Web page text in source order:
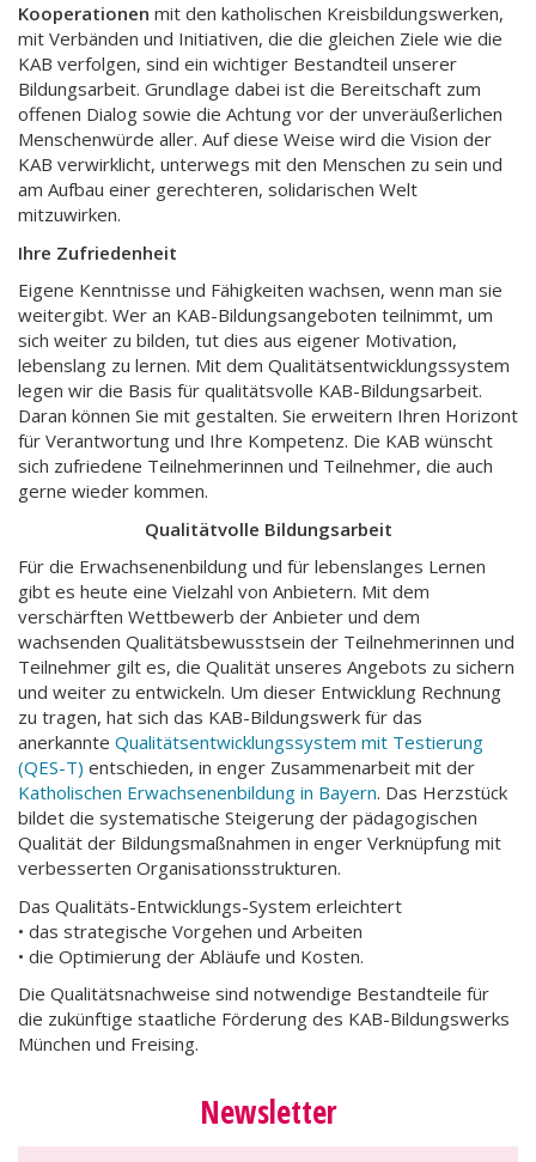
Kooperationen mit den katholischen Kreisbildungswerken,
mit Verbänden und Initiativen, die die gleichen Ziele wie die
KAB verfolgen, sind ein wichtiger Bestandteil unserer
Bildungsarbeit. Grundlage dabei ist die Bereitschaft zum
offenen Dialog sowie die Achtung vor der unveräußerlichen
Menschenwürde aller. Auf diese Weise wird die Vision der
KAB verwirklicht, unterwegs mit den Menschen zu sein und
am Aufbau einer gerechteren, solidarischen Welt
mitzuwirken.
Ihre Zufriedenheit
Eigene Kenntnisse und Fähigkeiten wachsen, wenn man sie
weitergibt. Wer an KAB-Bildungsangeboten teilnimmt, um
sich weiter zu bilden, tut dies aus eigener Motivation,
lebenslang zu lernen. Mit dem Qualitätsentwicklungssystem
legen wir die Basis für qualitätsvolle KAB-Bildungsarbeit.
Daran können Sie mit gestalten. Sie erweitern Ihren Horizont
für Verantwortung und Ihre Kompetenz. Die KAB wünscht
sich zufriedene Teilnehmerinnen und Teilnehmer, die auch
gerne wieder kommen.
Qualitätvolle Bildungsarbeit
Für die Erwachsenenbildung und für lebenslanges Lernen
gibt es heute eine Vielzahl von Anbietern. Mit dem
verschärften Wettbewerb der Anbieter und dem
wachsenden Qualitätsbewusstsein der Teilnehmerinnen und
Teilnehmer gilt es, die Qualität unseres Angebots zu sichern
und weiter zu entwickeln. Um dieser Entwicklung Rechnung
zu tragen, hat sich das KAB-Bildungswerk für das
anerkannte Qualitätsentwicklungssystem mit Testierung
(QES-T) entschieden, in enger Zusammenarbeit mit der
Katholischen Erwachsenenbildung in Bayern. Das Herzstück
bildet die systematische Steigerung der pädagogischen
Qualität der Bildungsmaßnahmen in enger Verknüpfung mit
verbesserten Organisationsstrukturen.
Das Qualitäts-Entwicklungs-System erleichtert
• das strategische Vorgehen und Arbeiten
• die Optimierung der Abläufe und Kosten.
Die Qualitätsnachweise sind notwendige Bestandteile für
die zukünftige staatliche Förderung des KAB-Bildungswerks
München und Freising.
Newsletter